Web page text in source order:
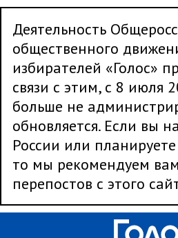
Деятельность
общественного
избирателей «Голос»
связи с этим, с 8 июля
больше не
обновляется. Если вы
России или
то мы рекомендуем
перепостов с этого